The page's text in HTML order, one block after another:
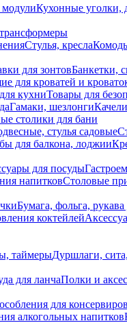
Кухонные уголки,
Стулья, кресла
для зонтовБанкетки,
для кроватей и
кухниТовары для
Гамаки, шезлонги
столики для бани
стулья садовые
для балкона, лоджии
для посуды
напитковСтоловые
Бумага, фольга,
коктейлей
таймерыДуршлаги,
для ланчаПолки и
для
алкогольных напитков